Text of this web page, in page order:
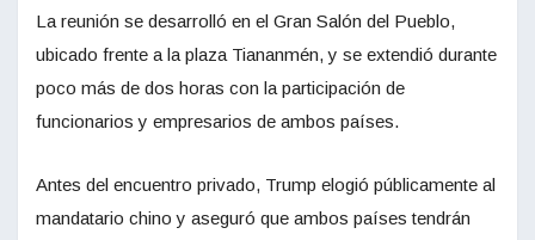
La reunión se desarrolló en el Gran Salón del Pueblo,
ubicado frente a la plaza Tiananmén, y se extendió durante
poco más de dos horas con la participación de
funcionarios y empresarios de ambos países.
Antes del encuentro privado, Trump elogió públicamente al
mandatario chino y aseguró que ambos países tendrán